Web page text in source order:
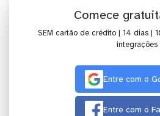
Comece
SEM cartão de crédito | 14 dias |
integrações
Entre com o
Entre com o